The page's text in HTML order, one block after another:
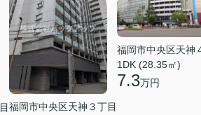
福岡市中央区天神３丁目
福岡市中央区天神
1DK (28.35㎡)
7.3万円